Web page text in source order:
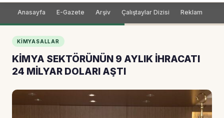
Anasayfa E-Gazete Arşiv Çalıştaylar Dizisi Reklam
KIMYASALLAR
KİMYA SEKTÖRÜNÜN 9 AYLIK İHRACATI
24 MİLYAR DOLARI AŞTI